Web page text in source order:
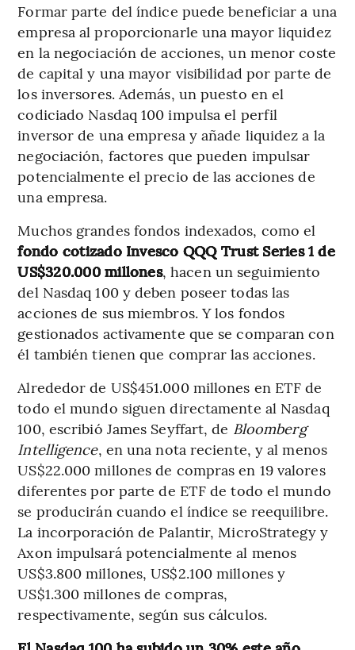
Formar parte del índice puede beneficiar a una
empresa al proporcionarle una mayor liquidez
en la negociación de acciones, un menor coste
de capital y una mayor visibilidad por parte de
los inversores. Además, un puesto en el
codiciado Nasdaq 100 impulsa el perfil
inversor de una empresa y añade liquidez a la
negociación, factores que pueden impulsar
potencialmente el precio de las acciones de
una empresa.
Muchos grandes fondos indexados, como el
fondo cotizado Invesco QQQ Trust Series 1 de
US$320.000 millones, hacen un seguimiento
del Nasdaq 100 y deben poseer todas las
acciones de sus miembros. Y los fondos
gestionados activamente que se comparan con
él también tienen que comprar las acciones.
Alrededor de US$451.000 millones en ETF de
todo el mundo siguen directamente al Nasdaq
100, escribió James Seyffart, de Bloomberg
Intelligence, en una nota reciente, y al menos
US$22.000 millones de compras en 19 valores
diferentes por parte de ETF de todo el mundo
se producirán cuando el índice se reequilibre.
La incorporación de Palantir, MicroStrategy y
Axon impulsará potencialmente al menos
US$3.800 millones, US$2.100 millones y
US$1.300 millones de compras,
respectivamente, según sus cálculos.